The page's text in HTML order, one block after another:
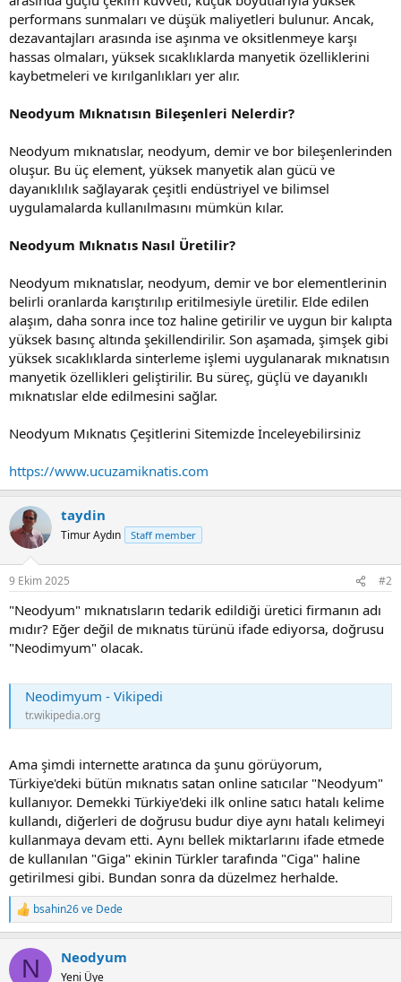
performans sunmaları ve düşük maliyetleri bulunur. Ancak,
dezavantajları arasında ise aşınma ve oksitlenmeye karşı
hassas olmaları, yüksek sıcaklıklarda manyetik özelliklerini
kaybetmeleri ve kırılganlıkları yer alır.
Neodyum Mıknatısın Bileşenleri Nelerdir?
Neodyum mıknatıslar, neodyum, demir ve bor bileşenlerinden
oluşur. Bu üç element, yüksek manyetik alan gücü ve
dayanıklılık sağlayarak çeşitli endüstriyel ve bilimsel
uygulamalarda kullanılmasını mümkün kılar.
Neodyum Mıknatıs Nasıl Üretilir?
Neodyum mıknatıslar, neodyum, demir ve bor elementlerinin
belirli oranlarda karıştırılıp eritilmesiyle üretilir. Elde edilen
alaşım, daha sonra ince toz haline getirilir ve uygun bir kalıpta
yüksek basınç altında şekillendirilir. Son aşamada, şimşek gibi
yüksek sıcaklıklarda sinterleme işlemi uygulanarak mıknatısın
manyetik özellikleri geliştirilir. Bu süreç, güçlü ve dayanıklı
mıknatıslar elde edilmesini sağlar.
Neodyum Mıknatıs Çeşitlerini Sitemizde İnceleyebilirsiniz
https://www.ucuzamiknatis.com
taydin
Timur Aydın Staff member
9 Ekim 2025 #2
"Neodyum" mıknatısların tedarik edildiği üretici firmanın adı
mıdır? Eğer değil de mıknatıs türünü ifade ediyorsa, doğrusu
"Neodimyum" olacak.
Neodimyum - Vikipedi
tr.wikipedia.org
Ama şimdi internette aratınca da şunu görüyorum,
Türkiye'deki bütün mıknatıs satan online satıcılar "Neodyum"
kullanıyor. Demekki Türkiye'deki ilk online satıcı hatalı kelime
kullandı, diğerleri de doğrusu budur diye aynı hatalı kelimeyi
kullanmaya devam etti. Aynı bellek miktarlarını ifade etmede
de kullanılan "Giga" ekinin Türkler tarafında "Ciga" haline
getirilmesi gibi. Bundan sonra da düzelmez herhalde.
R
e
c
bsahin26ve Dede
N Neodyum
Yeni Üye